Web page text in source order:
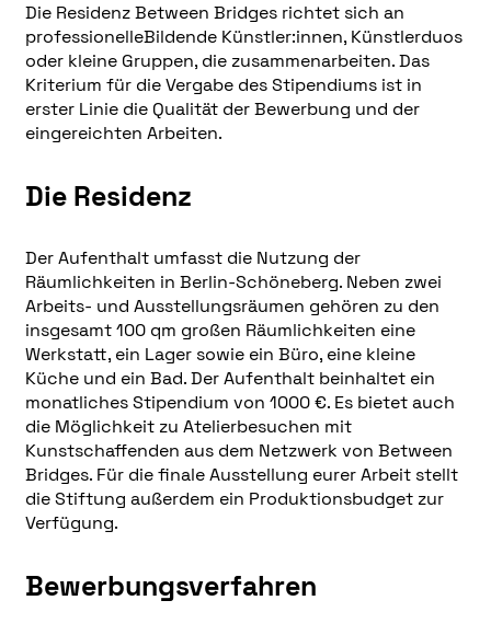
Die ResidenzBetween Bridgesrichtet sich an
professionelleBildende Künstler:innen, Künstlerduos
oder kleine Gruppen, die zusammenarbeiten. Das
Kriterium für die Vergabe des Stipendiums ist in
erster Linie die Qualität der Bewerbung und der
eingereichten Arbeiten.
Die Residenz
Der Aufenthalt umfasst die Nutzung der
Räumlichkeiten in Berlin-Schöneberg. Neben zwei
Arbeits- und Ausstellungsräumen gehören zu den
insgesamt 100 qm großen Räumlichkeiten eine
Werkstatt, ein Lager sowie ein Büro, eine kleine
Küche und ein Bad. Der Aufenthalt beinhaltet ein
monatliches Stipendium von 1000 €. Es bietet auch
die Möglichkeit zu Atelierbesuchen mit
Kunstschaffenden aus dem Netzwerk von Between
Bridges. Für die finale Ausstellung eurer Arbeit stellt
die Stiftung außerdem ein Produktionsbudget zur
Verfügung.
Bewerbungsverfahren